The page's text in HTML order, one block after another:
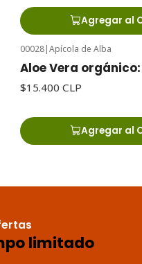
Agregar al
00028|Apícola de Alba
Aloe Vera orgánico:
$15.400 CLP
Agregar al
limitado